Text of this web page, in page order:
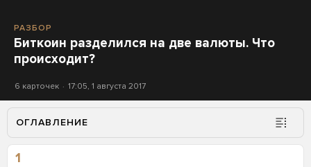
РАЗБОР
Биткоин разделился на две валюты. Что
происходит?
6 карточек 17:05, 1 августа 2017
ОГЛАВЛЕНИЕ
1